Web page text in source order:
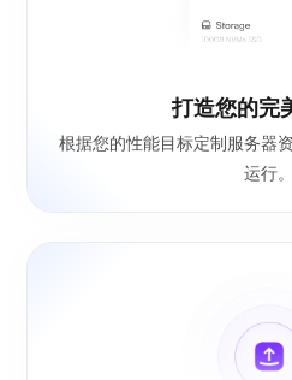
打造您的完
根据您的性能目标定制服务器
运行。